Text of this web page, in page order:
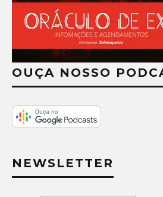
OUÇA NOSSO
NEWSLETTER